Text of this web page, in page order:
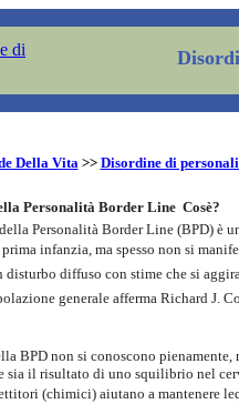
Della Vita>> Disordine di
Personalità Border Line  Cosè?
Personalità Border Line (BPD) è
infanzia, ma spesso non si
disturbo diffuso con stime che si
generale afferma Richard J.
BPD non si conoscono pienamente,
sia il risultato di uno squilibrio nel
(chimici) aiutano a mantenere